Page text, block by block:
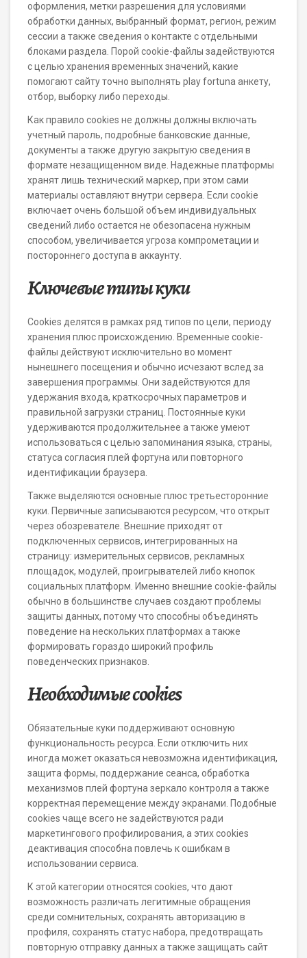
оформления, метки разрешения для условиями
обработки данных, выбранный формат, регион, режим
сессии а также сведения о контакте с отдельными
блоками раздела. Порой cookie-файлы задействуются
с целью хранения временных значений, какие
помогают сайту точно выполнять play fortuna анкету,
отбор, выборку либо переходы.
Как правило cookies не должны должны включать
учетный пароль, подробные банковские данные,
документы а также другую закрытую сведения в
формате незащищенном виде. Надежные платформы
хранят лишь технический маркер, при этом сами
материалы оставляют внутри сервера. Если cookie
включает очень большой объем индивидуальных
сведений либо остается не обезопасена нужным
способом, увеличивается угроза компрометации и
постороннего доступа в аккаунту.
Ключевые типы куки
Cookies делятся в рамках ряд типов по цели, периоду
хранения плюс происхождению. Временные cookie-
файлы действуют исключительно во момент
нынешнего посещения и обычно исчезают вслед за
завершения программы. Они задействуются для
удержания входа, краткосрочных параметров и
правильной загрузки страниц. Постоянные куки
удерживаются продолжительнее а также умеют
использоваться с целью запоминания языка, страны,
статуса согласия плей фортуна или повторного
идентификации браузера.
Также выделяются основные плюс третьесторонние
куки. Первичные записываются ресурсом, что открыт
через обозревателе. Внешние приходят от
подключенных сервисов, интегрированных на
страницу: измерительных сервисов, рекламных
площадок, модулей, проигрывателей либо кнопок
социальных платформ. Именно внешние cookie-файлы
обычно в большинстве случаев создают проблемы
защиты данных, потому что способны объединять
поведение на нескольких платформах а также
формировать гораздо широкий профиль
поведенческих признаков.
Необходимые cookies
Обязательные куки поддерживают основную
функциональность ресурса. Если отключить них
иногда может оказаться невозможна идентификация,
защита формы, поддержание сеанса, обработка
механизмов плей фортуна зеркало контроля а также
корректная перемещение между экранами. Подобные
cookies чаще всего не задействуются ради
маркетингового профилирования, а этих cookies
деактивация способна повлечь к ошибкам в
использовании сервиса.
К этой категории относятся cookies, что дают
возможность различать легитимные обращения
среди сомнительных, сохранять авторизацию в
профиля, сохранять статус набора, предотвращать
повторную отправку данных а также защищать сайт